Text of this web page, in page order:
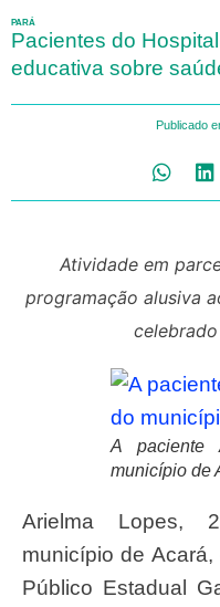
PARÁ
Pacientes do
educativa sobre
Publicado
Atividade em parceria com a Sespa integra a
programação alusiva
A paciente
município de
Arielma Lopes, 23 anos, moradora do
município de
Público Estadual